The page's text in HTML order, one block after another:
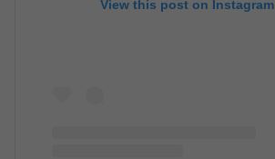
View this post on Instagram